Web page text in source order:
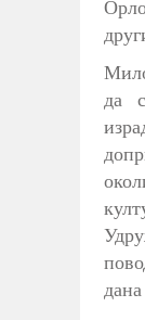
да
дана